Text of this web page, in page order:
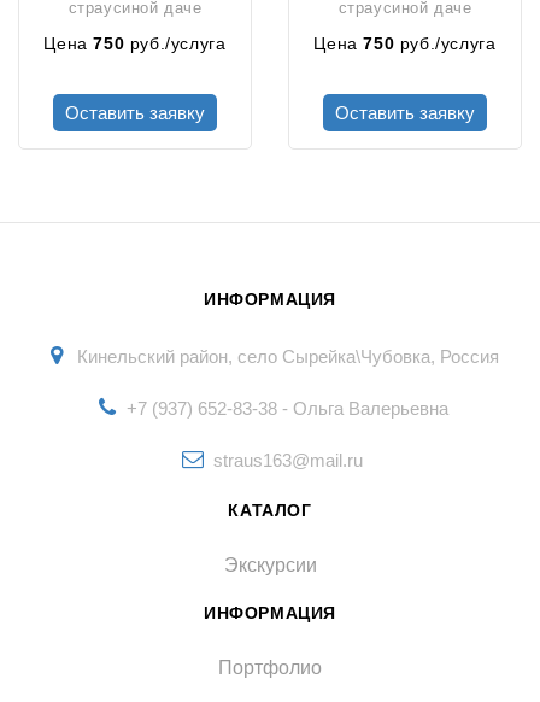
страусиной даче
Цена750 руб./услуга
Оставить заявку
страусиной даче
Цена750 руб./услуга
Оставить заявку
ИНФОРМАЦИЯ
Кинельский район, село Сырейка\Чубовка, Россия
+7 (937) 652-83-38 - Ольга Валерьевна
straus163@mail.ru
КАТАЛОГ
Экскурсии
ИНФОРМАЦИЯ
Портфолио